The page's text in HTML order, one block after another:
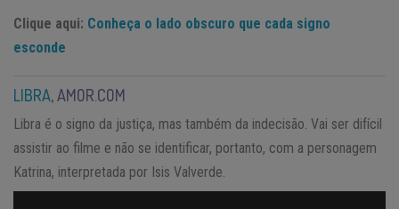
Clique aqui: Conheça o lado obscuro que cada signo
esconde
LIBRA, AMOR.COM
Libra é o signo da justiça, mas também da indecisão. Vai ser difícil
assistir ao filme e não se identificar, portanto, com a personagem
Katrina, interpretada por Isis Valverde.